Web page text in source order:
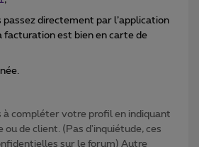
passez directement par l’application
facturation est bien en carte de
à compléter votre profil en indiquant
ou de client. (Pas d'inquiétude, ces
sur le forum) Autre